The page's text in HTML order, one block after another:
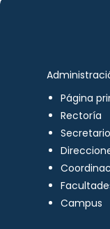
Página
Rectoría
Campus